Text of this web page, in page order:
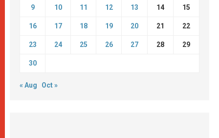
9 10 11 12 13 14 15
16 17 18 19 20 21 22
23 24 25 26 27 28 29
30
« Aug Oct »